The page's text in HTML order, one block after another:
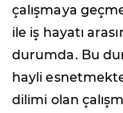
çalışmaya
ile iş hayatı
durumda. Bu
hayli
dilimi olan